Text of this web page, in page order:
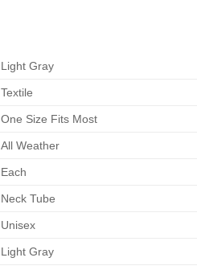
Light Gray
Textile
One Size Fits Most
All Weather
Each
Neck Tube
Unisex
Light Gray